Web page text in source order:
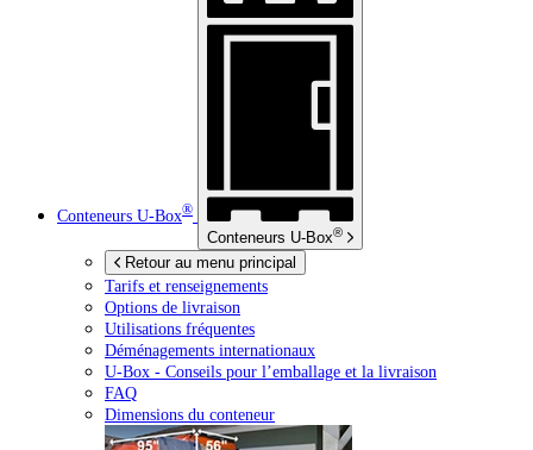
Conteneurs U-Box®
Conteneurs U-Box®
Retour au menu principal
Tarifs et renseignements
Options de livraison
Utilisations fréquentes
Déménagements internationaux
U-Box - Conseils pour l’emballage et la livraison
FAQ
Dimensions du conteneur